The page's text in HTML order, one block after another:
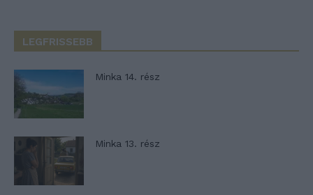
LEGFRISSEBB
Minka 14. rész
Minka 13. rész